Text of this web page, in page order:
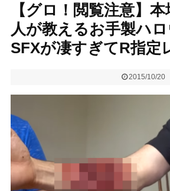
【グロ！閲覧注意】
人が教えるお手製ハ
SFXが凄すぎてR指定
2015/10/20